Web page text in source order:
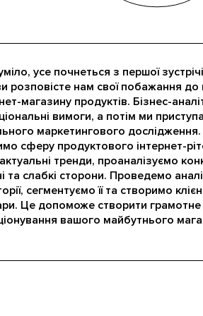
усе почнеться з першої
розповісте нам свої побажання
магазину продуктів. Бізнес-
вимоги, а потім ми
маркетингового
сферу продуктового інтернет-
тренди, проаналізуємо
та слабкі сторони. Проведемо
сегментуємо її та створимо
Це допоможе створити грамотне
вашого майбутнього